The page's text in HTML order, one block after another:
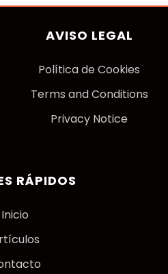
AVISO LEGAL
Política de Cookies
Terms and Conditions
Privacy Notice
RÁPIDOS
Inicio